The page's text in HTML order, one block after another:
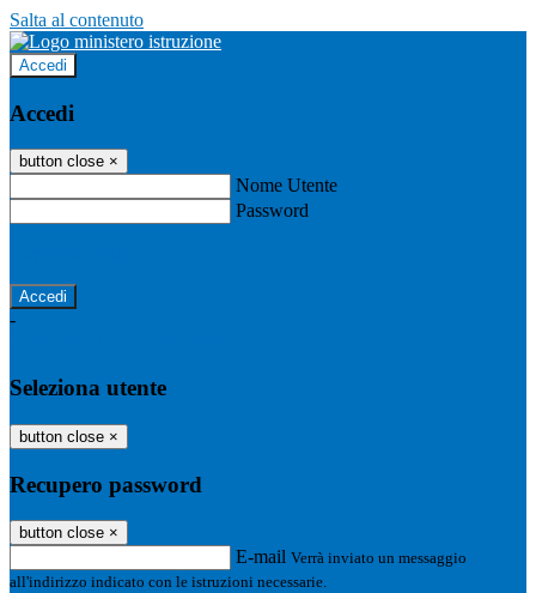
Salta al contenuto
Accedi
Accedi
button close ×
Nome Utente
Password
-
Seleziona utente
button close ×
Recupero password
button close ×
E-mail Verrà inviato un messaggio
all'indirizzo indicato con le istruzioni necessarie.